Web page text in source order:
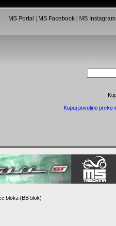
MS Portal MS Facebook| MS Instagram|
Kupuj povoljno preko
bloka (BB blok)